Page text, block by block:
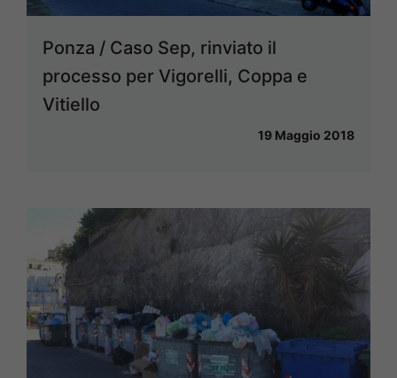
Ponza / Caso Sep, rinviato il
processo per Vigorelli, Coppa e
Vitiello
19 Maggio 2018